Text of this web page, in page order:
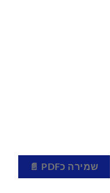
שמירה כPDF 📄